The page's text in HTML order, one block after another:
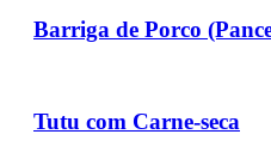
Barriga de Porco
Tutu com Carne-seca